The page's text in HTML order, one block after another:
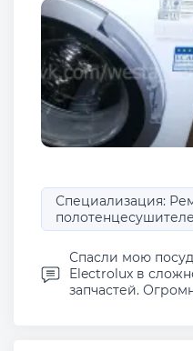
Специализация:
Спасли мою
Electrolux в
запчастей.